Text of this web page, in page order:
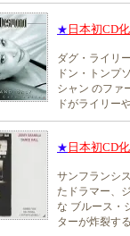
★ 日本初CD
ダグ・ライリ
ドン・トンプ
シャン のファ
ドがライリー
★ 日本初CD
サンフランシ
たドラマー、
な ブルース・
ターが炸裂す